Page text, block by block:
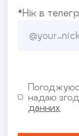
*Нік в
надаю
данних